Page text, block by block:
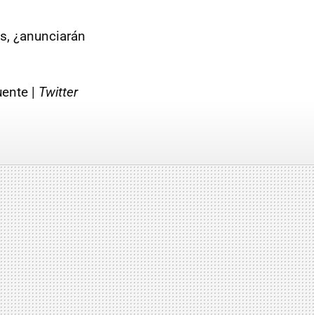
¿anunciarán
| Twitter